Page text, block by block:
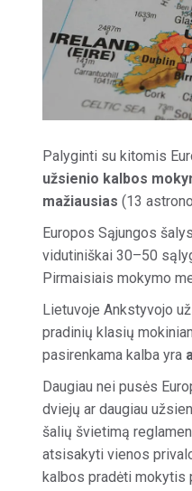
Palyginti su kitomis
užsienio kalbos
mažiausias (13
Europos Sąjungos
vidutiniškai 30–50
Pirmaisiais mokymo
Lietuvoje Ankstyvojo
pradinių klasių
pasirenkama kalba yra
Daugiau nei pusės
dviejų ar daugiau
šalių švietimą
atsisakyti vienos
kalbos pradėti mokytis